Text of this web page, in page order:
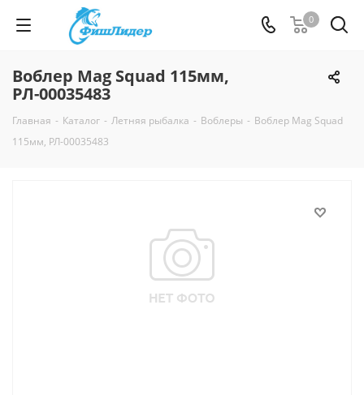
0
Воблер Mag Squad 115мм,
РЛ-00035483
Главная - Каталог - Летняя рыбалка - Воблеры - Воблер Mag Squad
115мм, РЛ-00035483